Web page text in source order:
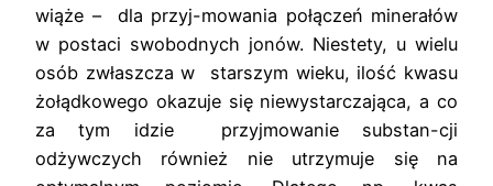
wiąże – dla przyj-mowania połączeń minerałów
w postaci swobodnych jonów. Niestety, u wielu
osób zwłaszcza w starszym wieku, ilość kwasu
żołądkowego okazuje się niewystarczająca, a co
za tym idzie przyjmowanie substan-cji
odżywczych również nie utrzymuje się na